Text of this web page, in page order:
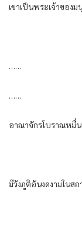
เขาเป็นพระเจ้าของ
……
……
อาณาจักรโบราณหมื่
มีวังภูติอันงดงามในส